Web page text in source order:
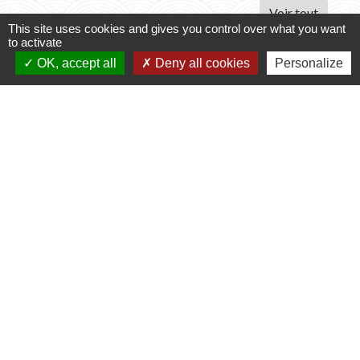
Voir tout
Contacts
This site uses cookies and gives you control over what you want
to activate
OK, accept all
Deny all cookies Personalize